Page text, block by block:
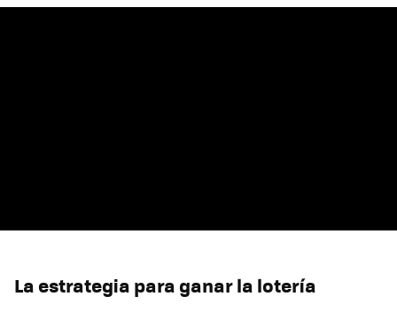
La estrategia para ganar la lotería